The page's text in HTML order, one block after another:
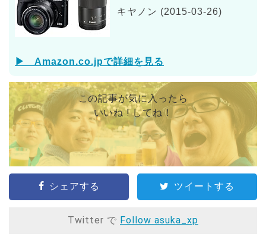
キヤノン (2015-03-26)
▶ Amazon.co.jpで詳細を見る
この記事が気に入ったら
いいね ! してね！
シェアする ツイートする
Twitter で Follow asuka_xp